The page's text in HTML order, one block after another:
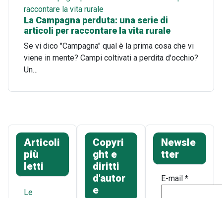
La Campagna perduta: una serie di
articoli per raccontare la vita rurale
Se vi dico "Campagna" qual è la prima cosa che vi
viene in mente? Campi coltivati a perdita d'occhio?
Un…
Articoli
più
letti
Le
Copyri
ght e
diritti
d'autor
e
Newsle
tter
E-mail*